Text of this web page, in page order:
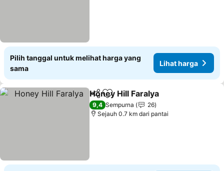
Pilih tanggal untuk melihat harga yang
sama
Lihat harga
BagikanTambahkan ke favorit
Honey Hill Faralya
9,4 Sempurna
26
Sejauh 0.7 km dari pantai